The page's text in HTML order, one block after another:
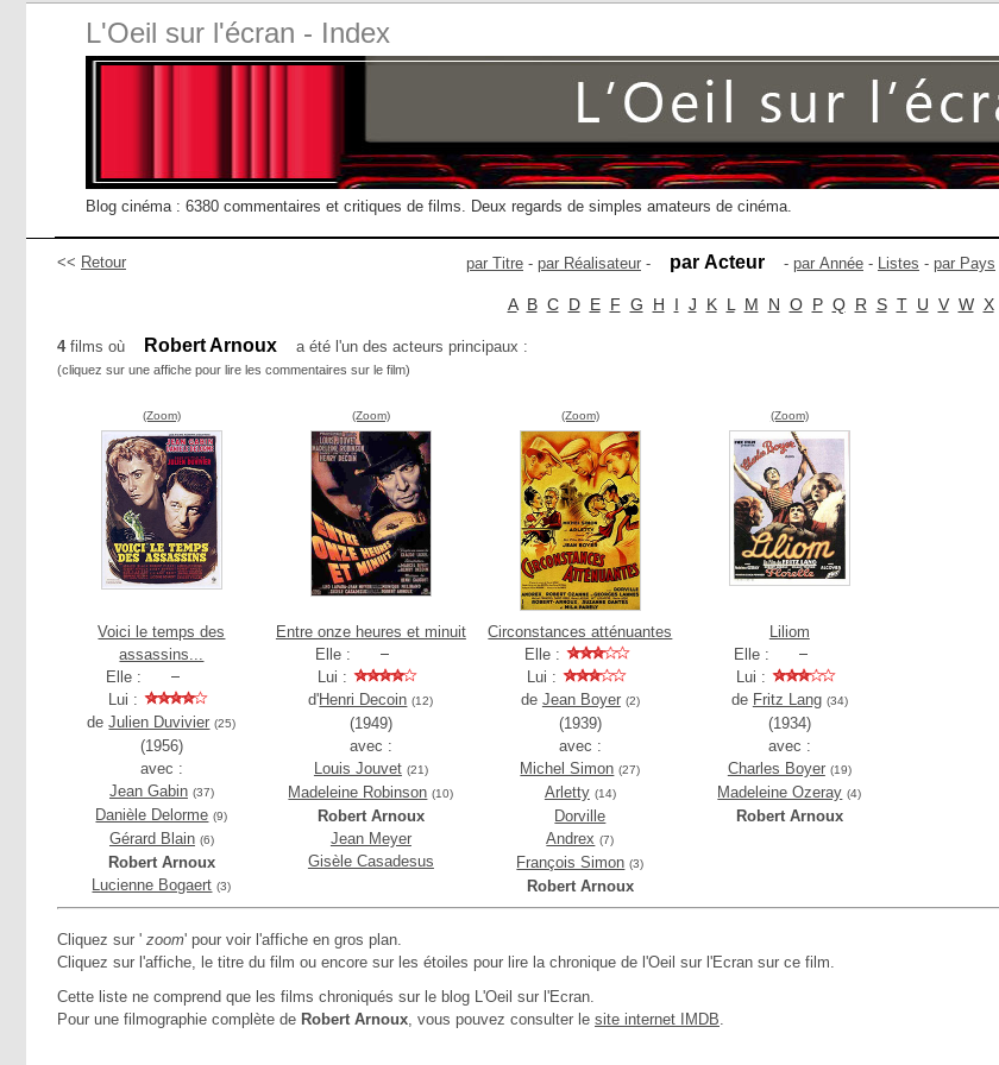
L'Oeil sur l'écran - Index
Blog cinéma : 6380 commentaires et critiques de films. Deux regards de simples amateurs de cinéma.
<< Retour par Titre - par Réalisateur - par Acteur - par Année - Listes - par Pays
A B C D E F G H I J K L M N O P Q R S T U V W X
4films où Robert Arnoux a été l'un des acteurs principaux :
(cliquez sur une affiche pour lire les commentaires sur le film)
(Zoom)
Voici le temps des
assassins...
Elle :
Lui :
deJulien Duvivier (25)
(1956)
avec :
Jean Gabin (37)
Danièle Delorme (9)
Gérard Blain (6)
Robert Arnoux
Lucienne Bogaert (3)
(Zoom)
Entre onze heures et minuit
Elle :
Lui :
d'Henri Decoin (12)
(1949)
avec :
Louis Jouvet (21)
Madeleine Robinson (10)
Robert Arnoux
Jean Meyer
Gisèle Casadesus
(Zoom)
Circonstances atténuantes
Elle :
Lui :
de Jean Boyer (2)
(1939)
avec :
Michel Simon (27)
Arletty (14)
Dorville
Andrex (7)
François Simon (3)
Robert Arnoux
(Zoom)
Liliom
Elle :
Lui :
de Fritz Lang (34)
(1934)
avec :
Charles Boyer (19)
Madeleine Ozeray (4)
Robert Arnoux
Cliquez sur ' zoom' pour voir l'affiche en gros plan.
Cliquez sur l'affiche, le titre du film ou encore sur les étoiles pour lire la chronique de l'Oeil sur l'Ecran sur ce film.
Cette liste ne comprend que les films chroniqués sur le blog L'Oeil sur l'Ecran.
Pour une filmographie complète de Robert Arnoux, vous pouvez consulter le site internet IMDB.